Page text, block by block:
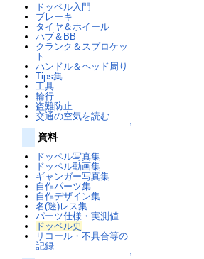
ドッペル入門
ブレーキ
タイヤ＆ホイール
ハブ＆BB
クランク＆スプロケッ
ト
ハンドル＆ヘッド周り
Tips集
工具
輪行
盗難防止
交通の空気を読む
↑
資料
ドッペル写真集
ドッペル動画集
ギャンガー写真集
自作パーツ集
自作デザイン集
名(迷)レス集
パーツ仕様・実測値
ドッペル史
リコール・不具合等の
記録
↑